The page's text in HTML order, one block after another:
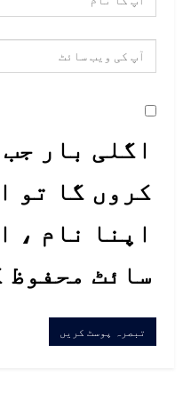
اگلی بار
کروں گا تو
اپنا نام ،
سائٹ محفوظ